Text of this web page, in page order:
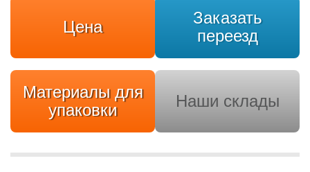
Цена
Заказать
переезд
Материалы для
упаковки
Наши склады